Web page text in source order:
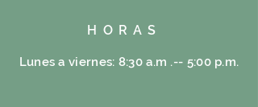
HORAS
Lunes a viernes: 8:30 a.m .-- 5:00 p.m.